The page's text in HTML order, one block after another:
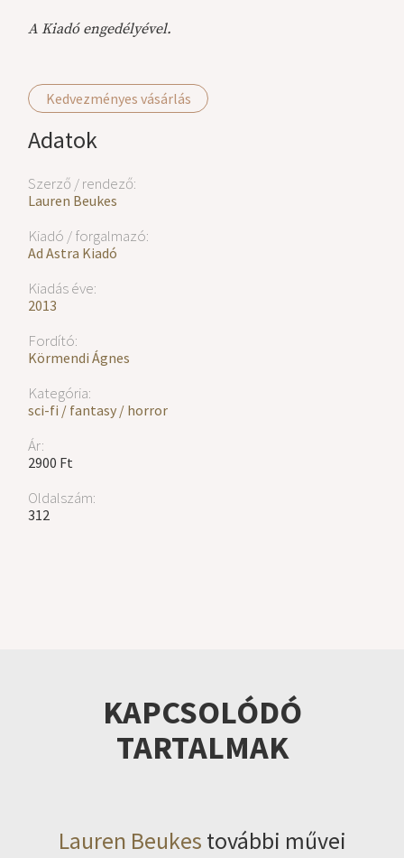
Kedvezményes vásárlás
Adatok
Szerző / rendező:
Lauren Beukes
Kiadó / forgalmazó:
Ad Astra Kiadó
Kiadás éve:
2013
Fordító:
Körmendi Ágnes
Kategória:
sci-fi / fantasy / horror
Ár:
2900 Ft
Oldalszám:
312
A Kiadó engedélyével.
KAPCSOLÓDÓ
TARTALMAK
Lauren Beukes további művei